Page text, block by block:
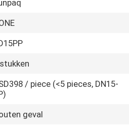
/ piece (<5 pieces, DN15-
geval